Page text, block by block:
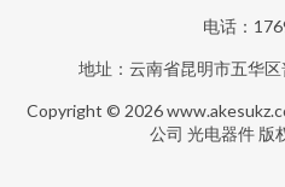
电话：
地址：云南省昆明市五华
Copyright © 2026
公司 光电器件 版